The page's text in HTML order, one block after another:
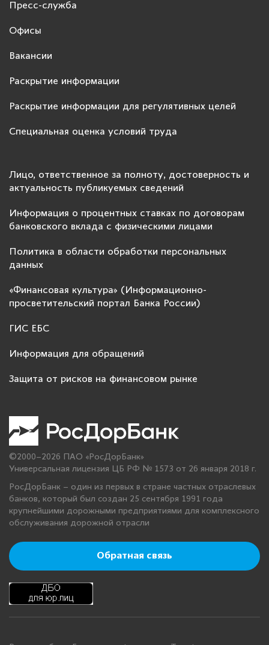
Пресс-служба
Офисы
Вакансии
Раскрытие информации
Раскрытие информации для регулятивных целей
Специальная оценка условий труда
Лицо, ответственное за полноту, достоверность и
актуальность публикуемых сведений
Информация о процентных ставках по договорам
банковского вклада с физическими лицами
Политика в области обработки персональных
данных
«Финансовая культура» (Информационно-
просветительский портал Банка России)
ГИС ЕБС
Информация для обращений
Защита от рисков на финансовом рынке
©2000–2026 ПАО «РосДорБанк»
Универсальная лицензия ЦБ РФ № 1573 от 26 января 2018 г.
РосДорБанк – один из первых в стране частных отраслевых
банков, который был создан 25 сентября 1991 года
крупнейшими дорожными предприятиями для комплексного
обслуживания дорожной отрасли
Обратная связь